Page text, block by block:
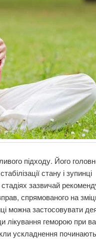
підходу. Його
стану і зупинці
зазвичай
спрямованого на
можна застосовувати
лікування геморою при
ускладнення починають